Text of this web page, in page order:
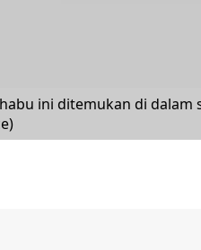
ini ditemukan di